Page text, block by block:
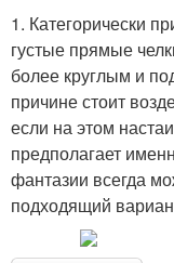
1. Категорически
густые прямые
более круглым и
причине стоит
если на этом
предполагает
фантазии всегда
подходящий